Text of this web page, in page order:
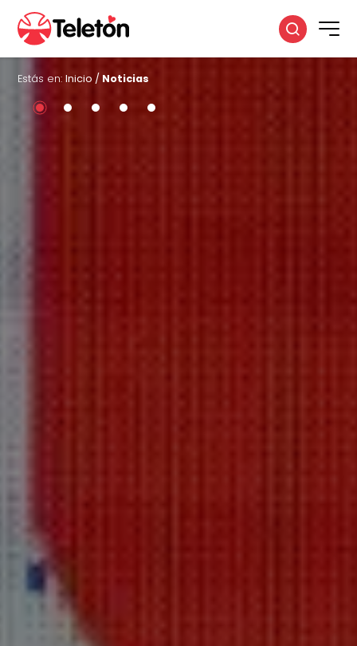
Estás en:Inicio / Noticias